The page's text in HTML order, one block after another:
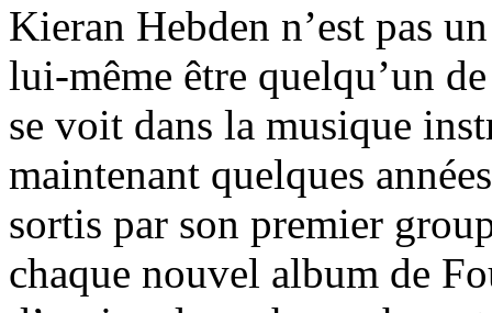
Kieran Hebden n’est pas
lui-même être quelqu’un
se voit dans la musique
maintenant quelques
sortis par son premier
chaque nouvel album de